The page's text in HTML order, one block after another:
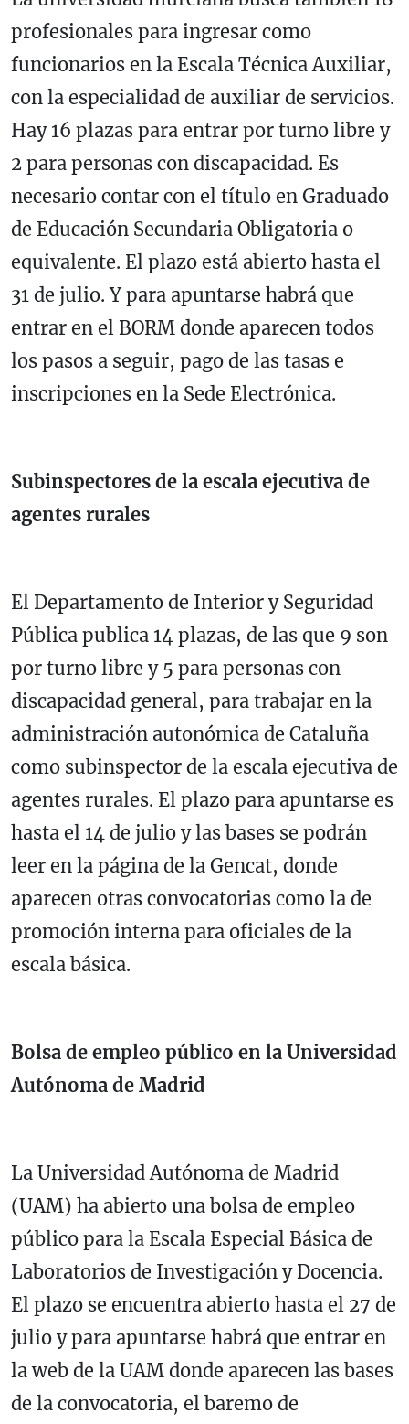
profesionales para ingresar como
funcionarios en la Escala Técnica Auxiliar,
con la especialidad de auxiliar de servicios.
Hay 16 plazas para entrar por turno libre y
2 para personas con discapacidad. Es
necesario contar con el título en Graduado
de Educación Secundaria Obligatoria o
equivalente. El plazo está abierto hasta el
31 de julio. Y para apuntarse habrá que
entrar en el BORM donde aparecen todos
los pasos a seguir, pago de las tasas e
inscripciones en la Sede Electrónica.
Subinspectores de la escala ejecutiva de
agentes rurales
El Departamento de Interior y Seguridad
Pública publica 14 plazas, de las que 9 son
por turno libre y 5 para personas con
discapacidad general, para trabajar en la
administración autonómica de Cataluña
como subinspector de la escala ejecutiva de
agentes rurales. El plazo para apuntarse es
hasta el 14 de julio y las bases se podrán
leer en la página de la Gencat, donde
aparecen otras convocatorias como la de
promoción interna para oficiales de la
escala básica.
Bolsa de empleo público en la Universidad
Autónoma de Madrid
La Universidad Autónoma de Madrid
(UAM) ha abierto una bolsa de empleo
público para la Escala Especial Básica de
Laboratorios de Investigación y Docencia.
El plazo se encuentra abierto hasta el 27 de
julio y para apuntarse habrá que entrar en
la web de la UAM donde aparecen las bases
de la convocatoria, el baremo de